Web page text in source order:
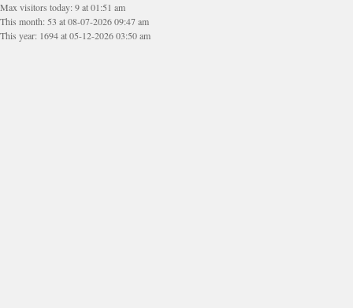
Max visitors today: 9 at 01:51 am
This month: 53 at 08-07-2026 09:47 am
This year: 1694 at 05-12-2026 03:50 am